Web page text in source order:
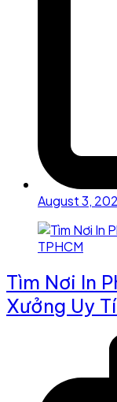
August 3,
Tìm Nơi In
Xưởng Uy